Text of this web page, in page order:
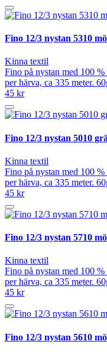
Fino 12/3 nystan 5310
Kinna textil
Fino på nystan med 100
per härva, ca 335 meter.
45 kr
Fino 12/3 nystan 5010
Kinna textil
Fino på nystan med 100
per härva, ca 335 meter.
45 kr
Fino 12/3 nystan 5710
Kinna textil
Fino på nystan med 100
per härva, ca 335 meter.
45 kr
Fino 12/3 nystan 5610